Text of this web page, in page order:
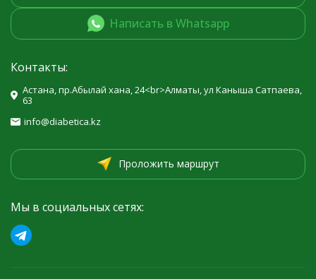
Написать в Whatsapp
Контакты:
Астана, пр.Абылай хана, 24<br>Алматы, ул Каныша Сатпаева,
63
info@diabetica.kz
Проложить маршрут
Мы в социальных сетях: